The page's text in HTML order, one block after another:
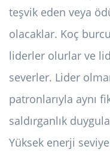
teşvik eden veya
olacaklar. Koç
liderler olurlar ve
severler. Lider
patronlarıyla aynı
saldırganlık
Yüksek enerji